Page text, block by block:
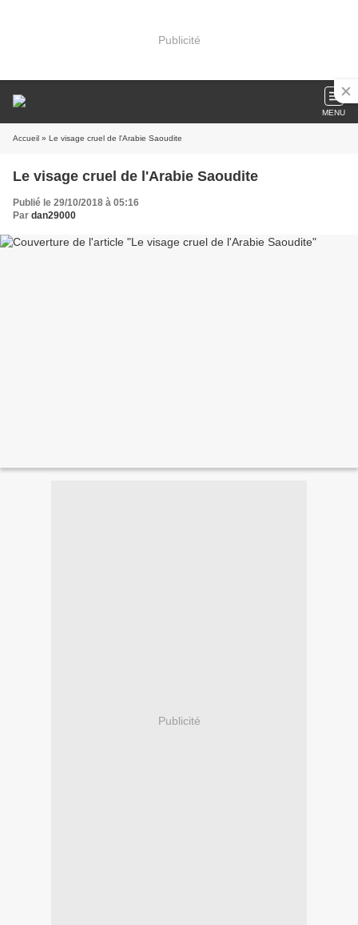
Publicité
MENU
Accueil » Le visage cruel de l'Arabie Saoudite
Le visage cruel de l'Arabie Saoudite
Publié le 29/10/2018 à 05:16
Par dan29000
Publicité